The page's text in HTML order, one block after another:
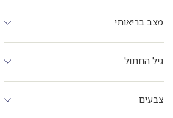
מצב בריאותי
גיל החתול
צבעים